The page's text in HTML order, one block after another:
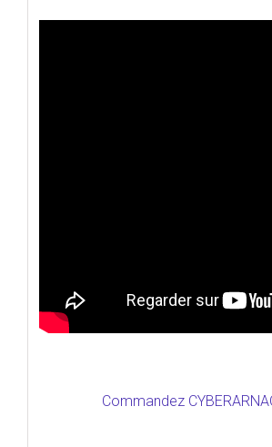
Commandez